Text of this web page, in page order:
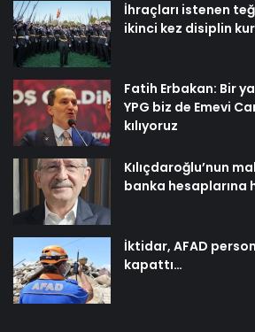
İhraçları istenen
ikinci kez disiplin
Fatih Erbakan: Bir
YPG biz de Emevi
kılıyoruz
Kılıçdaroğlu’nun
banka hesaplarına
İktidar, AFAD
kapattı…